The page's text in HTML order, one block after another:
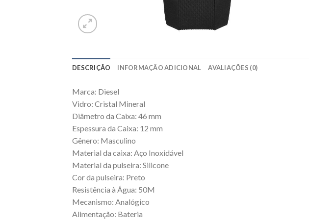
DESCRIÇÃO INFORMAÇÃO ADICIONAL AVALIAÇÕES (0)
Marca: Diesel
Vidro: Cristal Mineral
Diâmetro da Caixa: 46 mm
Espessura da Caixa: 12 mm
Gênero: Masculino
Material da caixa: Aço Inoxidável
Material da pulseira: Silicone
Cor da pulseira: Preto
Resistência à Água: 50M
Mecanismo: Analógico
Alimentação: Bateria